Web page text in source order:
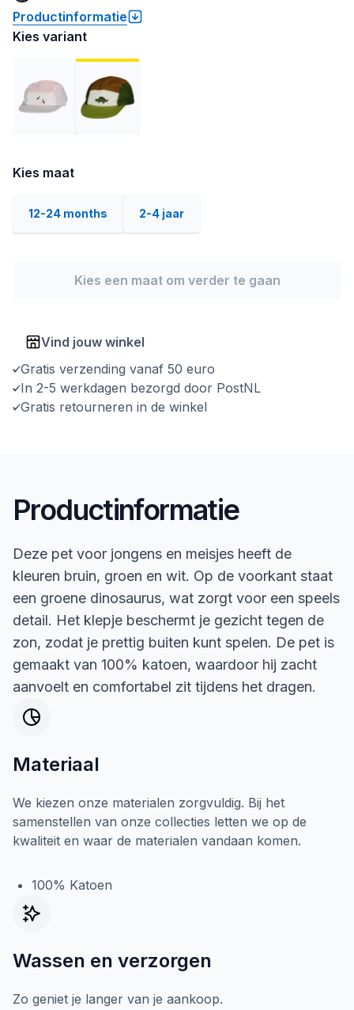
Productinformatie
Kies variant
Kies maat
12-24 months 2-4 jaar
Kies een maat om verder te gaan
Vind jouw winkel
Gratis verzending vanaf 50 euro
In 2-5 werkdagen bezorgd door PostNL
Gratis retourneren in de winkel
Productinformatie
Deze pet voor jongens en meisjes heeft de
kleuren bruin, groen en wit. Op de voorkant staat
een groene dinosaurus, wat zorgt voor een speels
detail. Het klepje beschermt je gezicht tegen de
zon, zodat je prettig buiten kunt spelen. De pet is
gemaakt van 100% katoen, waardoor hij zacht
aanvoelt en comfortabel zit tijdens het dragen.
Materiaal
We kiezen onze materialen zorgvuldig. Bij het
samenstellen van onze collecties letten we op de
kwaliteit en waar de materialen vandaan komen.
100% Katoen
Wassen en verzorgen
Zo geniet je langer van je aankoop.